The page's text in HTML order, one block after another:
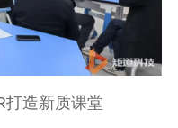
打造新质课堂